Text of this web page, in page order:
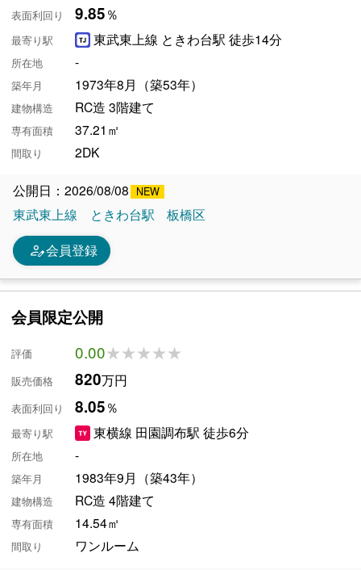
表面利回り 9.85％
最寄り駅 東武東上線 ときわ台駅 徒歩14分
所在地 -
築年月 1973年8月（築53年）
建物構造 RC造 3階建て
専有面積 37.21㎡
間取り 2DK
公開日：2026/08/08
東武東上線
ときわ台駅 板橋区
person_edit会員登録
会員限定公開
評価 0.00★★★★★
★★★★★
販売価格 820万円
表面利回り 8.05％
最寄り駅 東横線 田園調布駅 徒歩6分
所在地 -
築年月 1983年9月（築43年）
建物構造 RC造 4階建て
専有面積 14.54㎡
間取り ワンルーム